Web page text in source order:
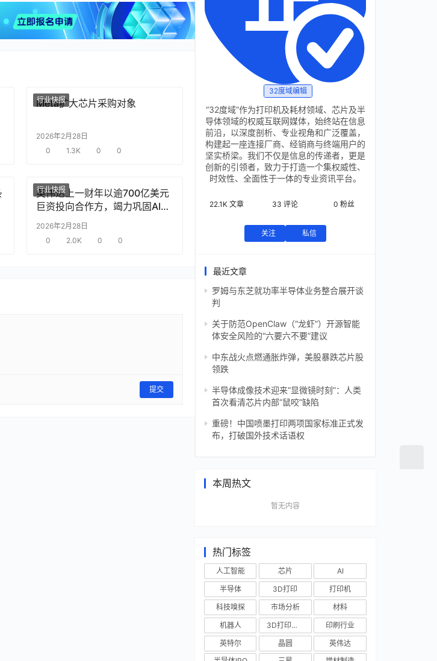
行业快报
Meta扩大芯片采购对象
2026年2月28日
0
1.3K 0 0
行业快报
英伟达上一财年以逾700亿美元
巨资投向合作方，竭力巩固AI芯
片需求
2026年2月28日
0
2.0K 0 0
提交
32度域编辑
“32度域”作为打印机及耗材领域、芯片及半
导体领域的权威互联网媒体，始终站在信息
前沿，以深度剖析、专业视角和广泛覆盖，
构建起一座连接厂商、经销商与终端用户的
坚实桥梁。我们不仅是信息的传递者，更是
创新的引领者，致力于打造一个集权威性、
时效性、全面性于一体的专业资讯平台。
22.1K 文章 33 评论 0 粉丝
关注 私信
最近文章
罗姆与东芝就功率半导体业务整合展开谈
判
关于防范OpenClaw（“龙虾”）开源智能
体安全风险的“六要六不要”建议
中东战火点燃通胀炸弹，美股暴跌芯片股
领跌
半导体成像技术迎来“显微镜时刻”：人类
首次看清芯片内部“鼠咬”缺陷
重磅！中国喷墨打印两项国家标准正式发
布，打破国外技术话语权
本周热文
暂无内容
热门标签
人工智能 芯片
AI
半导体
3D打印
打印机
科技嗅探
市场分析
材料
机器人
3D打印技术
印刷行业
英特尔
晶圆
英伟达